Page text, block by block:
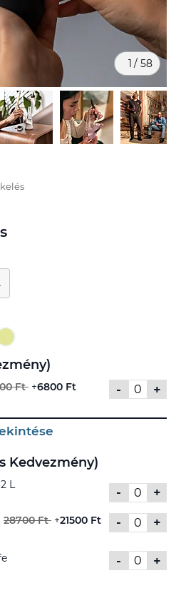
-
+
Ft +6800 Ft
Kedvezmény)
-
+
L
- +
28700 Ft +21500 Ft
- +
1 / 58